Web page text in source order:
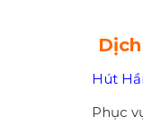
Hút
Phục